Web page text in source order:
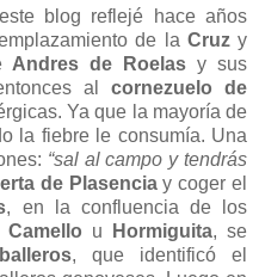
blog reflejé hace años
de la Cruzy
Andres de Roelas y sus
alcornezuelo de
Ya que la mayoría de
la fiebre le consumía. Una
“sal al campo y tendrás
de Plasenciay coger el
, en la confluencia de los
Camello u Hormiguita, se
, que identificó el